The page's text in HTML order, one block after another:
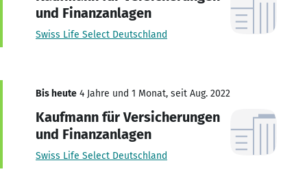
und Finanzanlagen
Swiss Life Select Deutschland
Bis heute 4 Jahre und 1 Monat, seit Aug. 2022
Kaufmann für Versicherungen
und Finanzanlagen
Swiss Life Select Deutschland